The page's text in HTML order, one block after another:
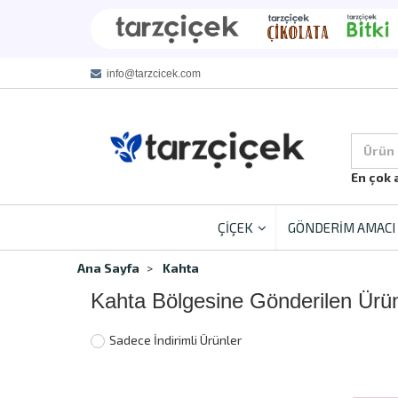
info@tarzcicek.com
Ürün
En çok
ÇİÇEK GÖNDERİM AMACI
Ana Sayfa Kahta
Kahta Bölgesine Gönderilen
Sadece İndirimli Ürünler